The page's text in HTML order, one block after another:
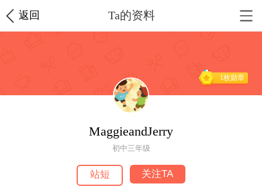
返回 Ta的资料
1枚勋章
MaggieandJerry
初中三年级
站短 关注TA